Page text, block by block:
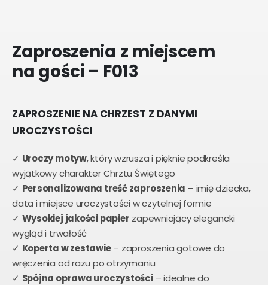
Zaproszenia z miejscem
na gości – F013
ZAPROSZENIE NA CHRZEST Z DANYMI
UROCZYSTOŚCI
✓ Uroczy motyw, który wzrusza i pięknie podkreśla
wyjątkowy charakter Chrztu Świętego
✓ Personalizowana treść zaproszenia – imię dziecka,
data i miejsce uroczystości w czytelnej formie
✓ Wysokiej jakości papier zapewniający elegancki
wygląd i trwałość
✓ Koperta w zestawie– zaproszenia gotowe do
wręczenia od razu po otrzymaniu
✓ Spójna oprawa uroczystości– idealne do